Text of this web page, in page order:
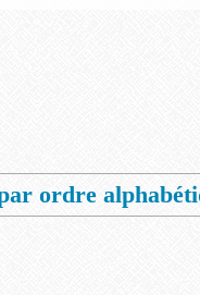
ordre